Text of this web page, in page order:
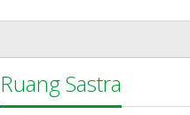
Ruang Sastra